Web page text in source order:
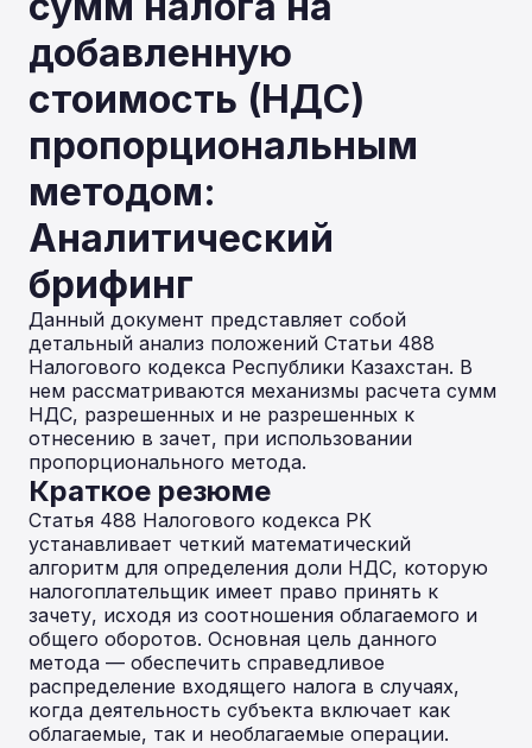
добавленную
стоимость (НДС)
пропорциональным
методом:
Аналитический
брифинг
Данный документ представляет собой
детальный анализ положений Статьи 488
Налогового кодекса Республики Казахстан. В
нем рассматриваются механизмы расчета сумм
НДС, разрешенных и не разрешенных к
отнесению в зачет, при использовании
пропорционального метода.
Краткое резюме
Статья 488 Налогового кодекса РК
устанавливает четкий математический
алгоритм для определения доли НДС, которую
налогоплательщик имеет право принять к
зачету, исходя из соотношения облагаемого и
общего оборотов. Основная цель данного
метода — обеспечить справедливое
распределение входящего налога в случаях,
когда деятельность субъекта включает как
облагаемые, так и необлагаемые операции.